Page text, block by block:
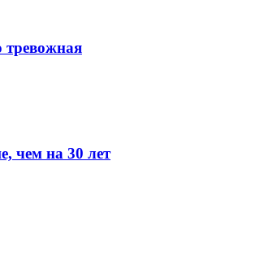
тревожная
чем на 30 лет